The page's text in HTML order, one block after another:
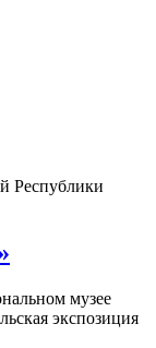
Республики
музее
экспозиция